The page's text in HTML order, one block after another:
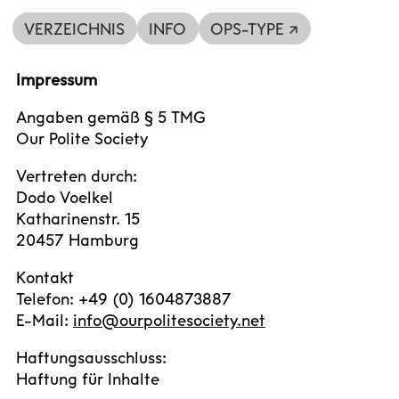
VERZEICHNIS INFO OPS-TYPE ↗
Impressum
Angaben gemäß § 5 TMG
Our Polite Society
Vertreten durch:
Dodo Voelkel
Katharinenstr. 15
20457 Hamburg
Kontakt
Telefon: +49 (0) 1604873887
E-Mail: info@ourpolitesociety.net
Haftungsausschluss:
Haftung für Inhalte